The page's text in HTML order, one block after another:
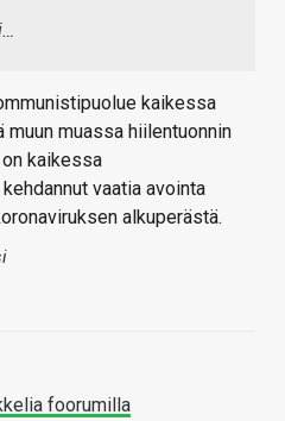
kaikessa
muassa hiilentuonnin
kaikessa
vaatia avointa
alkuperästä.
foorumilla